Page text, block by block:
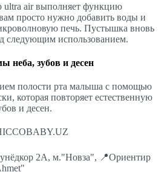
air выполняет функцию
просто нужно добавить воды и
печь. Пустышка вновь
следующим использованием.
неба, зубов и десен
полости рта малыша с помощью
которая повторяет естественную
и десен.
2А, м."Новза", 📍Ориентир